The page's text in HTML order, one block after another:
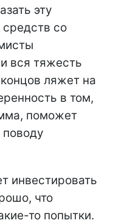
эту
со
вся тяжесть
ляжет на
в том,
поможет
поводу
инвестировать
что
то попытки.